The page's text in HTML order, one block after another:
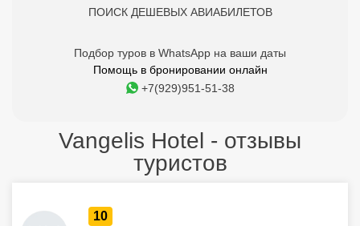
ПОИСК ДЕШЕВЫХ АВИАБИЛЕТОВ
Подбор туров в WhatsApp на ваши даты
Помощь в бронировании онлайн
+7(929)951-51-38
Vangelis Hotel - отзывы
туристов
10